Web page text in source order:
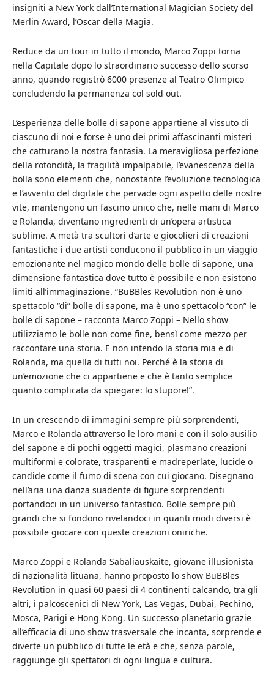
insigniti a New York dall’International Magician Society del
Merlin Award, l’Oscar della Magia.
Reduce da un tour in tutto il mondo, Marco Zoppi torna
nella Capitale dopo lo straordinario successo dello scorso
anno, quando registrò 6000 presenze al Teatro Olimpico
concludendo la permanenza col sold out.
L’esperienza delle bolle di sapone appartiene al vissuto di
ciascuno di noi e forse è uno dei primi affascinanti misteri
che catturano la nostra fantasia. La meravigliosa perfezione
della rotondità, la fragilità impalpabile, l’evanescenza della
bolla sono elementi che, nonostante l’evoluzione tecnologica
e l’avvento del digitale che pervade ogni aspetto delle nostre
vite, mantengono un fascino unico che, nelle mani di Marco
e Rolanda, diventano ingredienti di un’opera artistica
sublime. A metà tra scultori d’arte e giocolieri di creazioni
fantastiche i due artisti conducono il pubblico in un viaggio
emozionante nel magico mondo delle bolle di sapone, una
dimensione fantastica dove tutto è possibile e non esistono
limiti all’immaginazione. “BuBBles Revolution non è uno
spettacolo “di” bolle di sapone, ma è uno spettacolo “con” le
bolle di sapone – racconta Marco Zoppi – Nello show
utilizziamo le bolle non come fine, bensì come mezzo per
raccontare una storia. E non intendo la storia mia e di
Rolanda, ma quella di tutti noi. Perché è la storia di
un’emozione che ci appartiene e che è tanto semplice
quanto complicata da spiegare: lo stupore!”.
In un crescendo di immagini sempre più sorprendenti,
Marco e Rolanda attraverso le loro mani e con il solo ausilio
del sapone e di pochi oggetti magici, plasmano creazioni
multiformi e colorate, trasparenti e madreperlate, lucide o
candide come il fumo di scena con cui giocano. Disegnano
nell’aria una danza suadente di figure sorprendenti
portandoci in un universo fantastico. Bolle sempre più
grandi che si fondono rivelandoci in quanti modi diversi è
possibile giocare con queste creazioni oniriche.
Marco Zoppi e Rolanda Sabaliauskaite, giovane illusionista
di nazionalità lituana, hanno proposto lo show BuBBles
Revolution in quasi 60 paesi di 4 continenti calcando, tra gli
altri, i palcoscenici di New York, Las Vegas, Dubai, Pechino,
Mosca, Parigi e Hong Kong. Un successo planetario grazie
all’efficacia di uno show trasversale che incanta, sorprende e
diverte un pubblico di tutte le età e che, senza parole,
raggiunge gli spettatori di ogni lingua e cultura.